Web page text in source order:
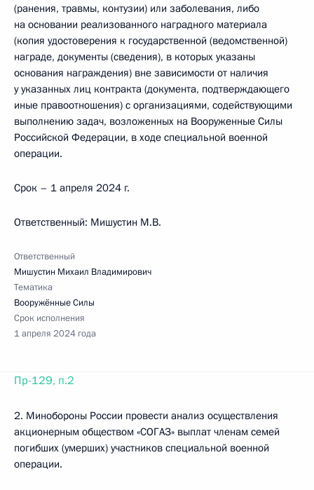
(ранения, травмы, контузии) или заболевания, либо
на основании реализованного наградного материала
(копия удостоверения к государственной (ведомственной)
награде, документы (сведения), в которых указаны
основания награждения) вне зависимости от наличия
у указанных лиц контракта (документа, подтверждающего
иные правоотношения) с организациями, содействующими
выполнению задач, возложенных на Вооруженные Силы
Российской Федерации, в ходе специальной военной
операции.
Срок – 1 апреля 2024 г.
Ответственный: Мишустин М.В.
Ответственный
Мишустин Михаил Владимирович
Тематика
Вооружённые Силы
Срок исполнения
1 апреля 2024 года
Пр-129, п.2
2. Минобороны России провести анализ осуществления
акционерным обществом «СОГАЗ» выплат членам семей
погибших (умерших) участников специальной военной
операции.